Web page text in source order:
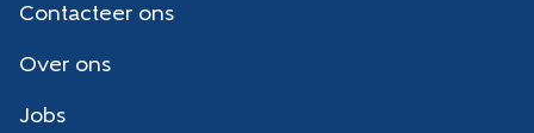
Contacteer ons
Over ons
Jobs